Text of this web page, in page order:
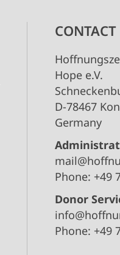
CONTACT
Hope e.V.
D-78467
Germany
Phone: +49
Donor
Phone: +49